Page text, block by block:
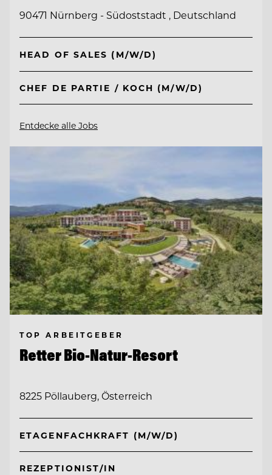
90471 Nürnberg - Südoststadt , Deutschland
HEAD OF SALES (M/W/D)
CHEF DE PARTIE / KOCH (M/W/D)
Entdecke alle Jobs
TOP ARBEITGEBER
Retter Bio-Natur-Resort
8225 Pöllauberg, Österreich
ETAGENFACHKRAFT (M/W/D)
REZEPTIONIST/IN